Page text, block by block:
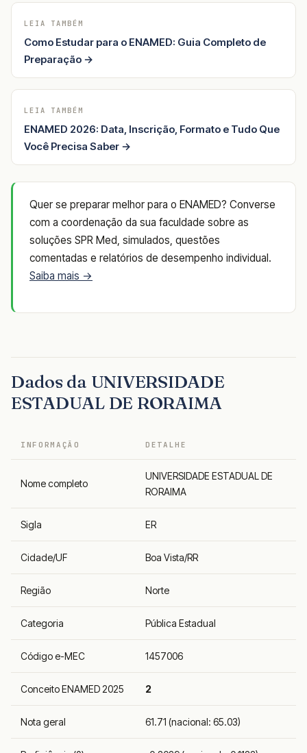
LEIA TAMBÉM
Como Estudar para o ENAMED: Guia Completo de
Preparação →
LEIA TAMBÉM
ENAMED 2026: Data, Inscrição, Formato e Tudo Que
Você Precisa Saber →
Quer se preparar melhor para o ENAMED? Converse
com a coordenação da sua faculdade sobre as
soluções SPR Med, simulados, questões
comentadas e relatórios de desempenho individual.
Saiba mais →
Dados da UNIVERSIDADE
ESTADUAL DE RORAIMA
INFORMAÇÃO DETALHE
Nome completo
UNIVERSIDADE ESTADUAL DE
RORAIMA
Sigla ER
Cidade/UF Boa Vista/RR
Região Norte
Categoria Pública Estadual
Código e-MEC 1457006
Conceito ENAMED 2025 2
Nota geral 61.71 (nacional: 65.03)